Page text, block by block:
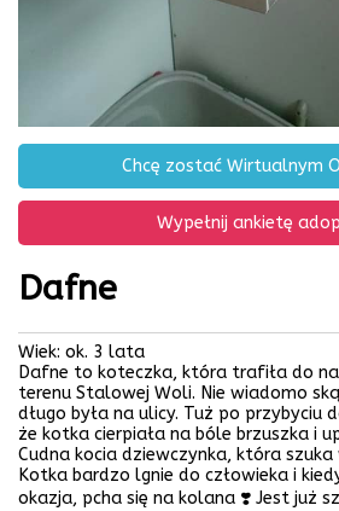
Chcę zostać Wirtualnym
Wypełnij ankietę
Dafne
Wiek: ok. 3 lata
Dafne to koteczka, która trafiła do
terenu Stalowej Woli. Nie wiadomo
długo była na ulicy. Tuż po przybyciu
że kotka cierpiała na bóle brzuszka i
Cudna kocia dziewczynka, która szuka
Kotka bardzo lgnie do człowieka i
okazja, pcha się na kolana ❣️ Jest już